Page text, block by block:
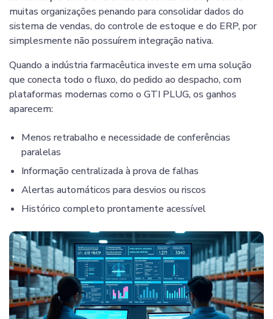
muitas organizações penando para consolidar dados do
sistema de vendas, do controle de estoque e do ERP, por
simplesmente não possuírem integração nativa.
Quando a indústria farmacêutica investe em uma solução
que conecta todo o fluxo, do pedido ao despacho, com
plataformas modernas como o GTI PLUG, os ganhos
aparecem:
Menos retrabalho e necessidade de conferências
paralelas
Informação centralizada à prova de falhas
Alertas automáticos para desvios ou riscos
Histórico completo prontamente acessível